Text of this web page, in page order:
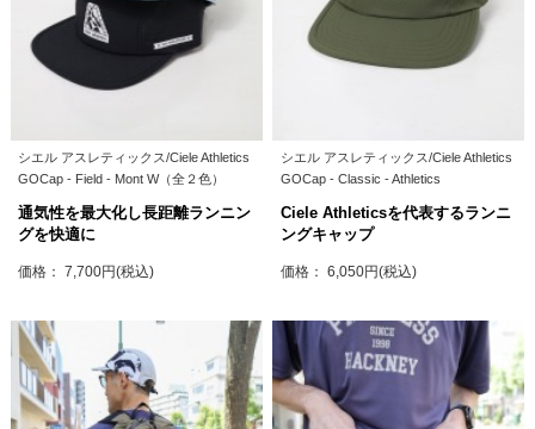
シエル アスレティックス/Ciele Athletics
GOCap - Field - Mont W（全２色）
通気性を最大化し長距離ランニン
グを快適に
価格： 7,700円(税込)
シエル アスレティックス/Ciele Athletics
GOCap - Classic - Athletics
Ciele Athleticsを代表するランニ
ングキャップ
価格： 6,050円(税込)